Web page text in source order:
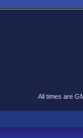
All times are